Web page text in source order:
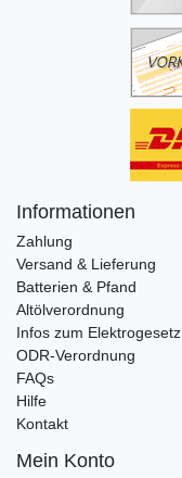
Informationen
Zahlung
Versand & Lieferung
Batterien & Pfand
Altölverordnung
Infos zum Elektrogesetz
ODR-Verordnung
FAQs
Hilfe
Kontakt
Mein Konto